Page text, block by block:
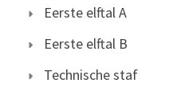
Eerste elftal A
Eerste elftal B
Technische staf